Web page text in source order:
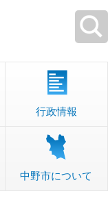
行政情報
中野市について